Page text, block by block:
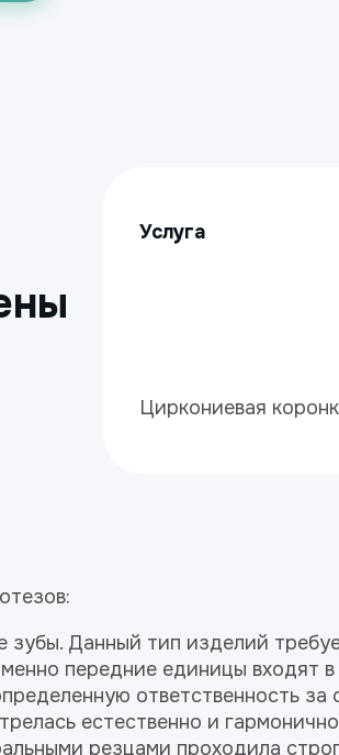
Услуга
Циркониевая
зубы. Данный тип изделий
передние единицы входят
ответственность
естественно и
резцами проходила